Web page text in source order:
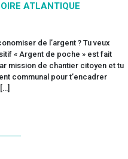
ATLANTIQUE
de l’argent ? Tu veux
« Argent de poche » est fait
mission de chantier citoyen et tu
communal pour t’encadrer